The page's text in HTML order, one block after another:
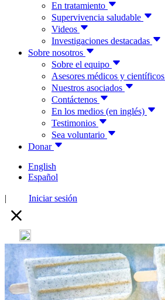
En tratamiento
Supervivencia saludable
Videos
Investigaciones destacadas
Sobre nosotros
Sobre el equipo
Asesores médicos y científicos
Nuestros asociados
Contáctenos
En los medios (en inglés)
Testimonios
Sea voluntario
Donar
English
Español
| Iniciar sesión